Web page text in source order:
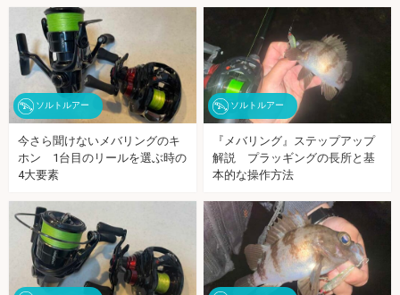
ソルトルアー
今さら聞けないメバリングのキ
ホン 1台目のリールを選ぶ時の
4大要素
ソルトルアー
『メバリング』ステップアップ
解説 プラッギングの長所と基
本的な操作方法